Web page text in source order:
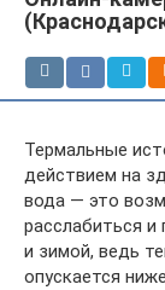
Термальные
действием на
вода — это
расслабиться
и зимой, ведь
опускается